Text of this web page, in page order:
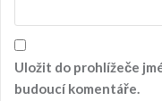
Uložit do prohlížeče
budoucí komentáře.